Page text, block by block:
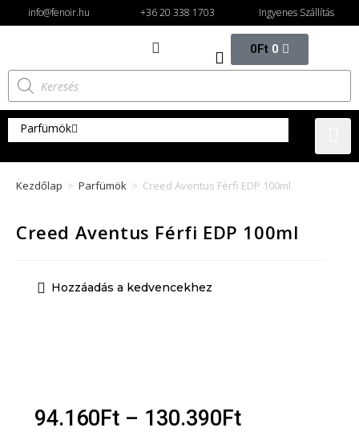
info@fenoir.hu +36 20 338 1703 Ingyenes Szállítás
0Ft 0
Parfümök
Női parfümök
Eau de parfüm női
Eau de toilette férfi
Órák
Kezdőlap > Parfümök > Creed Aventus Férfi EDP 100ml
Creed Aventus Férfi EDP 100ml
Hozzáadás a kedvencekhez
94.160Ft – 130.390Ft